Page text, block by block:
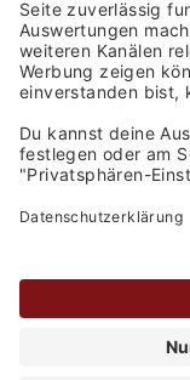
Versand